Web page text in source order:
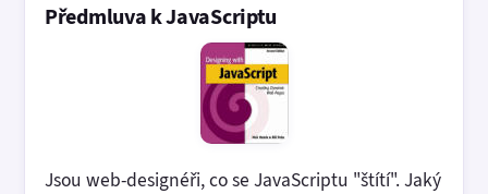
Předmluva k JavaScriptu
Jsou web-designéři, co se JavaScriptu "štítí". Jaký